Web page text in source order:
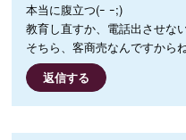
本当に腹立つ(ｰ ｰ;)
教育し直すか、電話出させな
そちら、客商売なんですから
返信する